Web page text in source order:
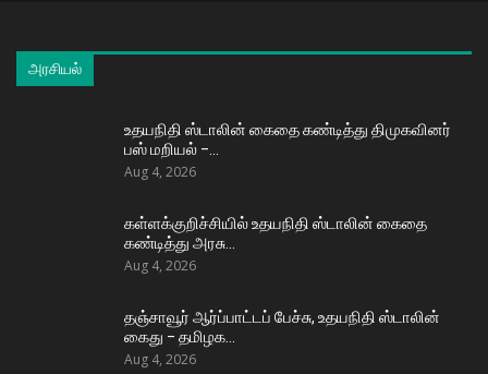
அரசியல்
உதயநிதி ஸ்டாலின் கைதை கண்டித்து திமுகவினர்
பஸ் மறியல் –…
Aug 4, 2026
கள்ளக்குறிச்சியில் உதயநிதி ஸ்டாலின் கைதை
கண்டித்து அரசு…
Aug 4, 2026
தஞ்சாவூர் ஆர்ப்பாட்டப் பேச்சு, உதயநிதி ஸ்டாலின்
கைது – தமிழக…
Aug 4, 2026